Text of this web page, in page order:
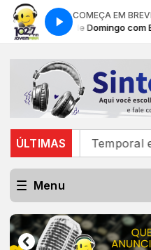
COMEÇA EM
Manhãs de Domingo
ÚLTIMAS
Temporal e tornado no
Menu